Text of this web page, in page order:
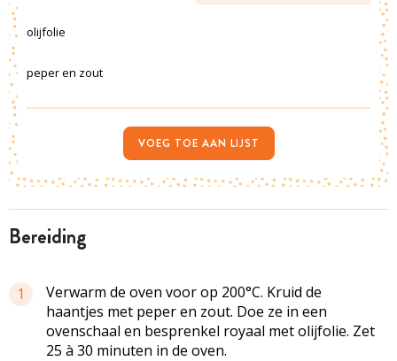
bereiding
1
Verwarm de oven voor op 200°C. Kruid de
haantjes met peper en zout. Doe ze in een
ovenschaal en besprenkel royaal met olijfolie. Zet
25 à 30 minuten in de oven.
olijfolie
peper en zout
VOEG TOE AAN LIJST